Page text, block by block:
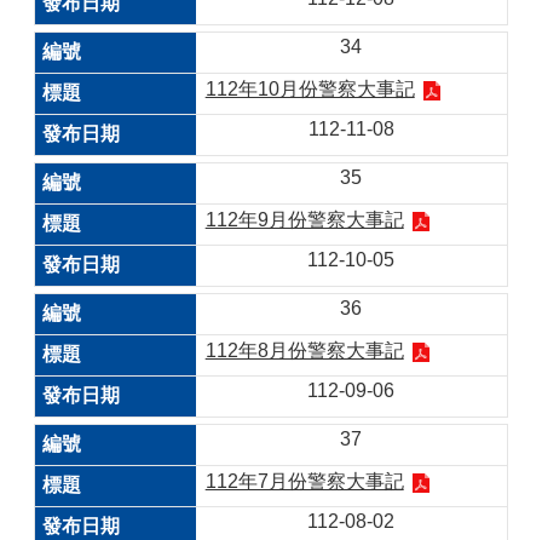
34
112年10月份警察大事記
112-11-08
35
112年9月份警察大事記
112-10-05
36
112年8月份警察大事記
112-09-06
37
112年7月份警察大事記
112-08-02